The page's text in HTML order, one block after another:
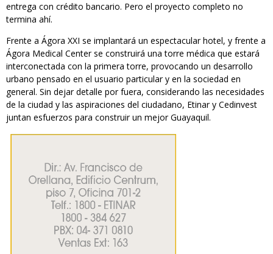
entrega con crédito bancario. Pero el proyecto completo no
termina ahí.
Frente a Ágora XXI se implantará un espectacular hotel, y frente a
Ágora Medical Center se construirá una torre médica que estará
interconectada con la primera torre, provocando un desarrollo
urbano pensado en el usuario particular y en la sociedad en
general. Sin dejar detalle por fuera, considerando las necesidades
de la ciudad y las aspiraciones del ciudadano, Etinar y Cedinvest
juntan esfuerzos para construir un mejor Guayaquil.